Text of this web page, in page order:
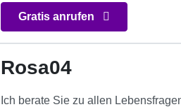
Gratis anrufen
Rosa04
Ich berate Sie zu allen